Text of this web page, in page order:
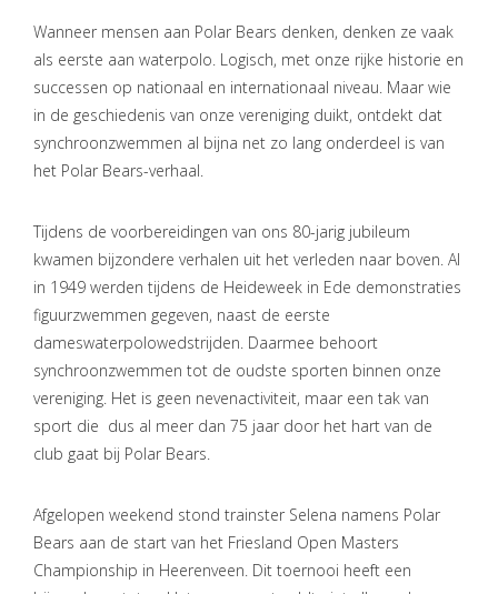
Wanneer mensen aan Polar Bears denken, denken ze vaak
als eerste aan waterpolo. Logisch, met onze rijke historie en
successen op nationaal en internationaal niveau. Maar wie
in de geschiedenis van onze vereniging duikt, ontdekt dat
synchroonzwemmen al bijna net zo lang onderdeel is van
het Polar Bears-verhaal.
Tijdens de voorbereidingen van ons 80-jarig jubileum
kwamen bijzondere verhalen uit het verleden naar boven. Al
in 1949 werden tijdens de Heideweek in Ede demonstraties
figuurzwemmen gegeven, naast de eerste
dameswaterpolowedstrijden. Daarmee behoort
synchroonzwemmen tot de oudste sporten binnen onze
vereniging. Het is geen nevenactiviteit, maar een tak van
sport die dus al meer dan 75 jaar door het hart van de
club gaat bij Polar Bears.
Afgelopen weekend stond trainster Selena namens Polar
Bears aan de start van het Friesland Open Masters
Championship in Heerenveen. Dit toernooi heeft een